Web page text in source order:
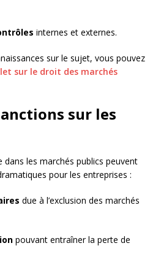
internes et externes.
sur le sujet, vous pouvez
sur le droit des marchés
sur les
les marchés publics peuvent
pour les entreprises :
due à l’exclusion des marchés
pouvant entraîner la perte de